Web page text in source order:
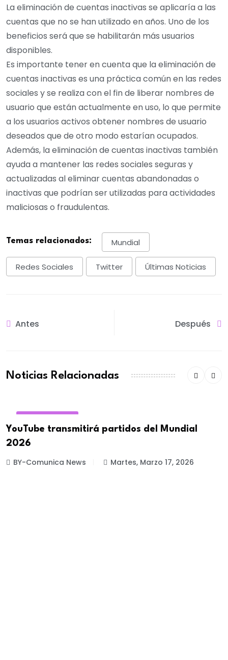
La eliminación de cuentas inactivas se aplicaría a las
cuentas que no se han utilizado en años. Uno de los
beneficios será que se habilitarán más usuarios
disponibles.
Es importante tener en cuenta que la eliminación de
cuentas inactivas es una práctica común en las redes
sociales y se realiza con el fin de liberar nombres de
usuario que están actualmente en uso, lo que permite
a los usuarios activos obtener nombres de usuario
deseados que de otro modo estarían ocupados.
Además, la eliminación de cuentas inactivas también
ayuda a mantener las redes sociales seguras y
actualizadas al eliminar cuentas abandonadas o
inactivas que podrían ser utilizadas para actividades
maliciosas o fraudulentas.
Temas relacionados: Mundial
Redes Sociales Twitter Últimas Noticias
Antes Después
Noticias Relacionadas
YouTube transmitirá partidos del Mundial
2026
BY-Comunica News Martes, Marzo 17, 2026